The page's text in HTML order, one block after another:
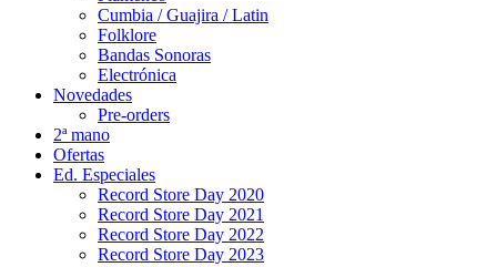
Cumbia / Guajira / Latin
Folklore
Bandas Sonoras
Electrónica
Novedades
Pre-orders
2ª mano
Ofertas
Ed. Especiales
Record Store Day 2020
Record Store Day 2021
Record Store Day 2022
Record Store Day 2023